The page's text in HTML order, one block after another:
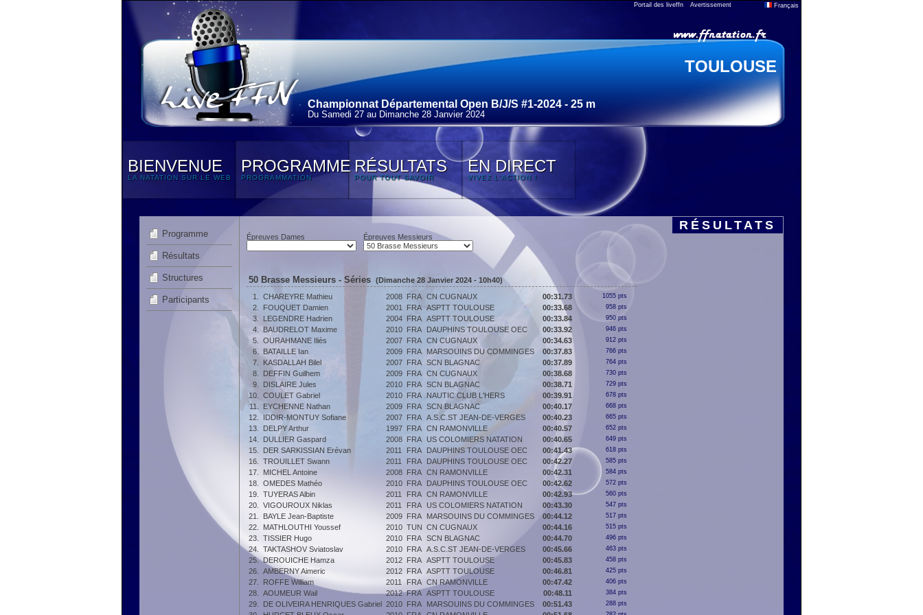
Portail des liveffn Avertissement Français
TOULOUSE
Championnat Départemental Open B/J/S #1-2024 - 25 m
Du Samedi 27 au Dimanche 28 Janvier 2024
BIENVENUE
LA NATATION SUR LE WEB
PROGRAMME
PROGRAMMATION
RÉSULTATS
POUR TOUT SAVOIR
EN DIRECT
VIVEZ L'ACTION !
Programme
Résultats
Structures
Participants
RÉSULTATS
Épreuves Dames Épreuves Messieurs
50 Brasse Messieurs - Séries (Dimanche 28 Janvier 2024 - 10h40)
1.
CHAREYRE Mathieu 2008 FRA CN CUGNAUX 00:31.73 1055 pts
2. FOUQUET Damien 2001 FRA ASPTT TOULOUSE 00:33.68 958 pts
3. LEGENDRE Hadrien 2004 FRA ASPTT TOULOUSE 00:33.84 950 pts
4. BAUDRELOT Maxime 2010 FRA DAUPHINS TOULOUSE OEC 00:33.92 946 pts
5. OURAHMANE Iliès 2007 FRA CN CUGNAUX 00:34.63 912 pts
6. BATAILLE Ian 2009 FRA MARSOUINS DU COMMINGES 00:37.83 766 pts
7. KASDALLAH Bilel 2007 FRA SCN BLAGNAC 00:37.89 764 pts
8. DEFFIN Guilhem 2009 FRA CN CUGNAUX 00:38.68 730 pts
9. DISLAIRE Jules 2010 FRA SCN BLAGNAC 00:38.71 729 pts
10. COULET Gabriel 2010 FRA NAUTIC CLUB L'HERS 00:39.91 678 pts
11. EYCHENNE Nathan 2009 FRA SCN BLAGNAC 00:40.17 668 pts
12. IDDIR-MONTUY Sofiane 2007 FRA A.S.C.ST JEAN-DE-VERGES 00:40.23 665 pts
13. DELPY Arthur 1997 FRA CN RAMONVILLE 00:40.57 652 pts
14. DULLIER Gaspard 2008 FRA US COLOMIERS NATATION 00:40.65 649 pts
15. DER SARKISSIAN Erévan 2011 FRA DAUPHINS TOULOUSE OEC 00:41.43 618 pts
16. TROUILLET Swann 2011 FRA DAUPHINS TOULOUSE OEC 00:42.27 585 pts
17. MICHEL Antoine 2008 FRA CN RAMONVILLE 00:42.31 584 pts
18. OMEDES Mathéo 2010 FRA DAUPHINS TOULOUSE OEC 00:42.62 572 pts
19. TUYERAS Albin 2011 FRA CN RAMONVILLE 00:42.93 560 pts
20. VIGOUROUX Niklas 2011 FRA US COLOMIERS NATATION 00:43.30 547 pts
21. BAYLE Jean-Baptiste 2009 FRA MARSOUINS DU COMMINGES 00:44.12 517 pts
22. MATHLOUTHI Youssef 2010 TUN CN CUGNAUX 00:44.16 515 pts
23. TISSIER Hugo 2010 FRA SCN BLAGNAC 00:44.70 496 pts
24. TAKTASHOV Sviatoslav 2010 FRA A.S.C.ST JEAN-DE-VERGES 00:45.66 463 pts
25. DEROUICHE Hamza 2012 FRA ASPTT TOULOUSE 00:45.83 458 pts
26. AMBERNY Aimeric 2012 FRA ASPTT TOULOUSE 00:46.81 425 pts
27. ROFFE William 2011 FRA CN RAMONVILLE 00:47.42 406 pts
28. AOUMEUR Wail 2012 FRA ASPTT TOULOUSE 00:48.11 384 pts
29. DE OLIVEIRA HENRIQUES Gabriel 2010 FRA MARSOUINS DU COMMINGES 00:51.43 288 pts